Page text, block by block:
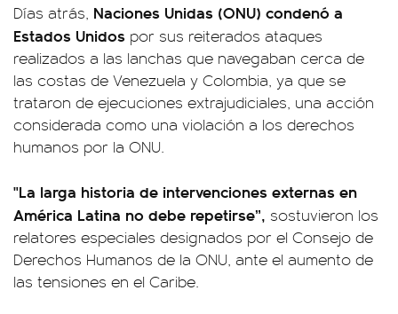
Días atrás, Naciones Unidas (ONU) condenó a
Estados Unidos por sus reiterados ataques
realizados a las lanchas que navegaban cerca de
las costas de Venezuela y Colombia, ya que se
trataron de ejecuciones extrajudiciales, una acción
considerada como una violación a los derechos
humanos por la ONU.
"La larga historia de intervenciones externas en
América Latina no debe repetirse”, sostuvieron los
relatores especiales designados por el Consejo de
Derechos Humanos de la ONU, ante el aumento de
las tensiones en el Caribe.